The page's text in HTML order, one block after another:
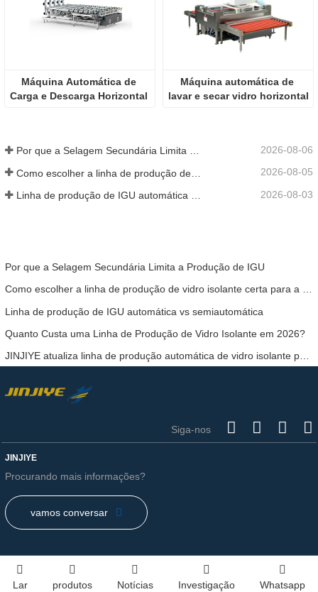
Máquina Automática de
Carga e Descarga Horizontal
Máquina automática de
lavar e secar vidro horizontal
Por que a Selagem Secundária Limita a Produção de IGU 2026-08-06
2026-08-05
2026-08-03
Por que a Selagem Secundária Limita a Produção de IGU
Como escolher a linha de produção de vidro isolante certa para a sua fábrica
Linha de produção de IGU automática vs semiautomática
Quanto Custa uma Linha de Produção de Vidro Isolante em 2026?
JINJIYE atualiza linha de produção automática de vidro isolante para maior eficiência
Siga-nos
JINJIYE
Procurando mais informações?
vamos conversar
Lar produtos Notícias Investigação Whatsapp